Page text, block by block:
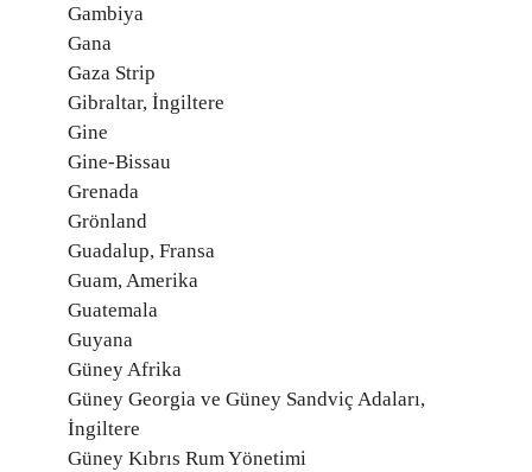
Gambiya
Gana
Gaza Strip
Gibraltar, İngiltere
Gine
Gine-Bissau
Grenada
Grönland
Guadalup, Fransa
Guam, Amerika
Guatemala
Guyana
Güney Afrika
Güney Georgia ve Güney Sandviç Adaları,
İngiltere
Güney Kıbrıs Rum Yönetimi